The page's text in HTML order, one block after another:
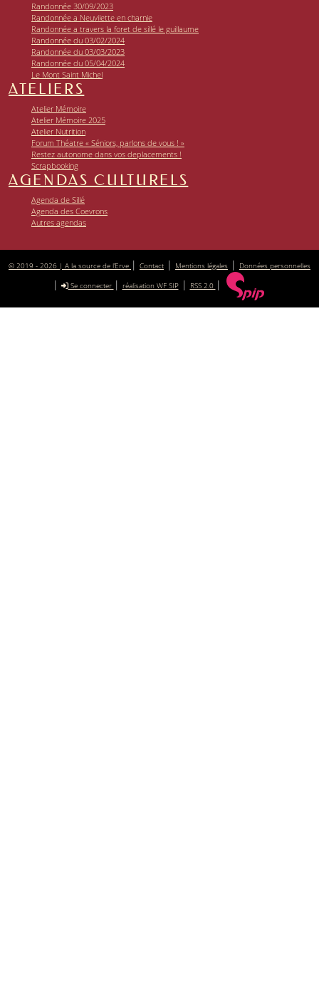
Randonnée 30/09/2023
Randonnée a Neuvilette en charnie
Randonnée a travers la foret de sillé le guillaume
Randonnée du 03/02/2024
Randonnée du 03/03/2023
Randonnée du 05/04/2024
Le Mont Saint Michel
ATELIERS
Atelier Mémoire
Atelier Mémoire 2025
Atelier Nutrition
Forum Théatre « Séniors, parlons de vous ! »
Restez autonome dans vos deplacements !
Scrapbooking
AGENDAS CULTURELS
Agenda de Sillé
Agenda des Coevrons
Autres agendas
© 2019 - 2026 | A la source de l’Erve | Contact | Mentions légales | Données personnelles
| Se connecter | réalisation WF SIP| RSS 2.0 |